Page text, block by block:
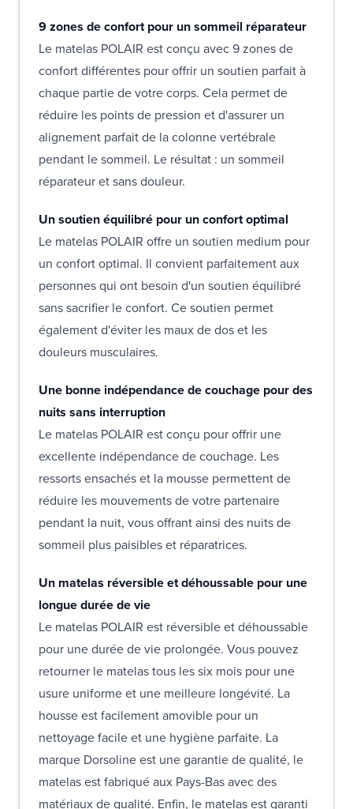
9 zones de confort pour un sommeil réparateur
Le matelas POLAIR est conçu avec 9 zones de
confort différentes pour offrir un soutien parfait à
chaque partie de votre corps. Cela permet de
réduire les points de pression et d'assurer un
alignement parfait de la colonne vertébrale
pendant le sommeil. Le résultat : un sommeil
réparateur et sans douleur.
Un soutien équilibré pour un confort optimal
Le matelas POLAIR offre un soutien medium pour
un confort optimal. Il convient parfaitement aux
personnes qui ont besoin d'un soutien équilibré
sans sacrifier le confort. Ce soutien permet
également d'éviter les maux de dos et les
douleurs musculaires.
Une bonne indépendance de couchage pour des
nuits sans interruption
Le matelas POLAIR est conçu pour offrir une
excellente indépendance de couchage. Les
ressorts ensachés et la mousse permettent de
réduire les mouvements de votre partenaire
pendant la nuit, vous offrant ainsi des nuits de
sommeil plus paisibles et réparatrices.
Un matelas réversible et déhoussable pour une
longue durée de vie
Le matelas POLAIR est réversible et déhoussable
pour une durée de vie prolongée. Vous pouvez
retourner le matelas tous les six mois pour une
usure uniforme et une meilleure longévité. La
housse est facilement amovible pour un
nettoyage facile et une hygiène parfaite. La
marque Dorsoline est une garantie de qualité, le
matelas est fabriqué aux Pays-Bas avec des
matériaux de qualité. Enfin, le matelas est garanti